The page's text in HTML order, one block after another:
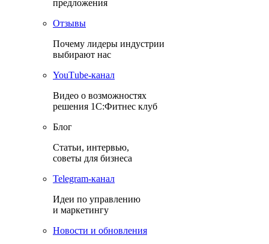
предложения
Отзывы
Почему лидеры индустрии
выбирают нас
YouТube-канал
Видео о возможностях
решения 1С:Фитнес клуб
Блог
Статьи, интервью,
советы для бизнеса
Теlegram-канал
Идеи по управлению
и маркетингу
Новости и обновления